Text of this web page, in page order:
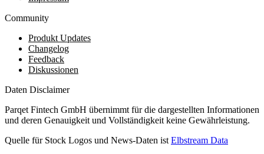
Community
Produkt Updates
Changelog
Feedback
Diskussionen
Daten Disclaimer
Parqet Fintech GmbH übernimmt für die dargestellten Informationen
und deren Genauigkeit und Vollständigkeit keine Gewährleistung.
Quelle für Stock Logos und News-Daten ist Elbstream Data